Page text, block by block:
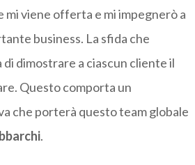
viene offerta e mi impegnerò a
business. La sfida che
dimostrare a ciascun cliente il
Questo comporta un
che porterà questo team globale
.